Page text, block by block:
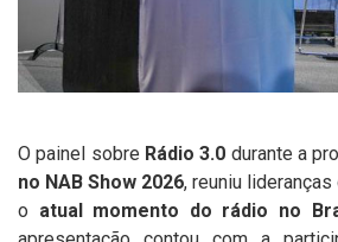
O painel sobre Rádio 3.0 durante a
no NAB Show 2026, reuniu
o atual momento do rádio no